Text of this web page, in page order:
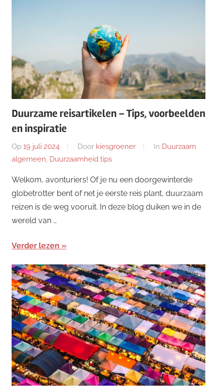
Duurzame reisartikelen – Tips, voorbeelden
en inspiratie
Op 19 juli 2024 Door kiesgroener In Duurzaam
algemeen, Duurzaamheid tips
Welkom, avonturiers! Of je nu een doorgewinterde
globetrotter bent of net je eerste reis plant, duurzaam
reizen is de weg vooruit. In deze blog duiken we in de
wereld van …
Verder lezen